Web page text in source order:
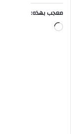
معجب بهذه: